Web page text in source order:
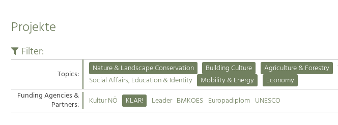
Projekte
Filter:
Topics: Nature & Landscape Conservation Building Culture Agriculture & Forestry
Social Affairs, Education & Identity
Mobility & Energy
Economy
Funding Agencies &
Partners: Kultur NÖ KLAR! Leader BMKOES Europadiplom UNESCO